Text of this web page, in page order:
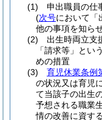
(1)
申出職員の仕
(次号において「
他の事項を知ら
(2)
出生時両立支
「請求等」とい
めの措置
(3)
育児休業条例
の状況又は育児
て当該子の出生
予想される職業
情の改善に資す